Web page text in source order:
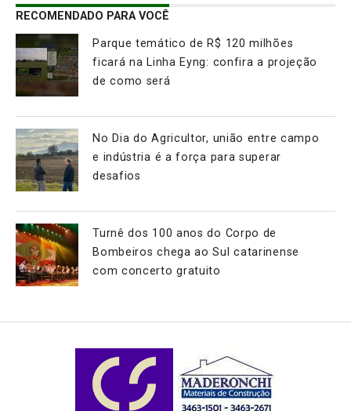
RECOMENDADO PARA VOCÊ
Parque temático de R$ 120 milhões
ficará na Linha Eyng: confira a projeção
de como será
No Dia do Agricultor, união entre campo
e indústria é a força para superar
desafios
Turnê dos 100 anos do Corpo de
Bombeiros chega ao Sul catarinense
com concerto gratuito